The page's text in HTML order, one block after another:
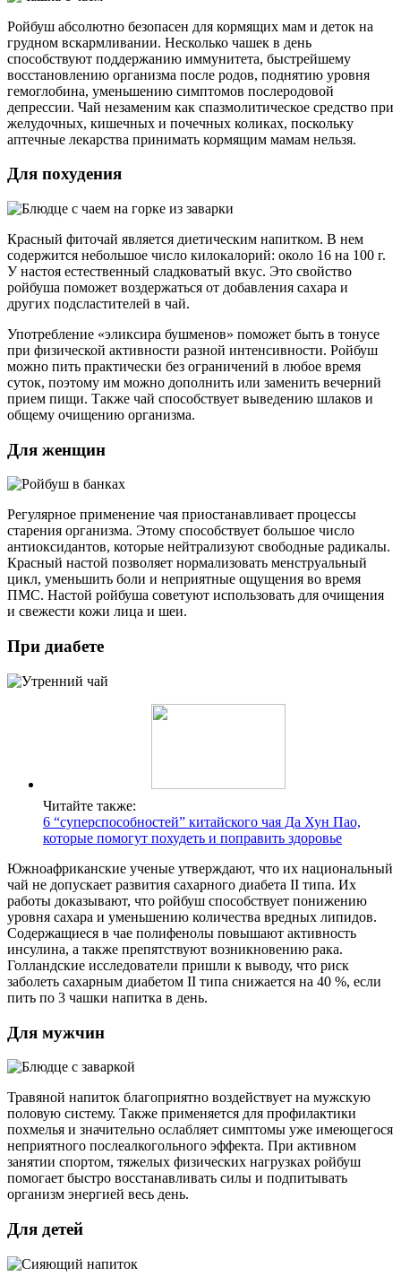
Ройбуш абсолютно безопасен для кормящих мам и деток на
грудном вскармливании. Несколько чашек в день
способствуют поддержанию иммунитета, быстрейшему
восстановлению организма после родов, поднятию уровня
гемоглобина, уменьшению симптомов послеродовой
депрессии. Чай незаменим как спазмолитическое средство при
желудочных, кишечных и почечных коликах, поскольку
аптечные лекарства принимать кормящим мамам нельзя.
Для похудения
Красный фиточай является диетическим напитком. В нем
содержится небольшое число килокалорий: около 16 на 100 г.
У настоя естественный сладковатый вкус. Это свойство
ройбуша поможет воздержаться от добавления сахара и
других подсластителей в чай.
Употребление «эликсира бушменов» поможет быть в тонусе
при физической активности разной интенсивности. Ройбуш
можно пить практически без ограничений в любое время
суток, поэтому им можно дополнить или заменить вечерний
прием пищи. Также чай способствует выведению шлаков и
общему очищению организма.
Для женщин
Регулярное применение чая приостанавливает процессы
старения организма. Этому способствует большое число
антиоксидантов, которые нейтрализуют свободные радикалы.
Красный настой позволяет нормализовать менструальный
цикл, уменьшить боли и неприятные ощущения во время
ПМС. Настой ройбуша советуют использовать для очищения
и свежести кожи лица и шеи.
При диабете
Читайте также:
6 “суперспособностей” китайского чая Да Хун Пао,
которые помогут похудеть и поправить здоровье
Южноафриканские ученые утверждают, что их национальный
чай не допускает развития сахарного диабета II типа. Их
работы доказывают, что ройбуш способствует понижению
уровня сахара и уменьшению количества вредных липидов.
Содержащиеся в чае полифенолы повышают активность
инсулина, а также препятствуют возникновению рака.
Голландские исследователи пришли к выводу, что риск
заболеть сахарным диабетом II типа снижается на 40 %, если
пить по 3 чашки напитка в день.
Для мужчин
Травяной напиток благоприятно воздействует на мужскую
половую систему. Также применяется для профилактики
похмелья и значительно ослабляет симптомы уже имеющегося
неприятного послеалкогольного эффекта. При активном
занятии спортом, тяжелых физических нагрузках ройбуш
помогает быстро восстанавливать силы и подпитывать
организм энергией весь день.
Для детей